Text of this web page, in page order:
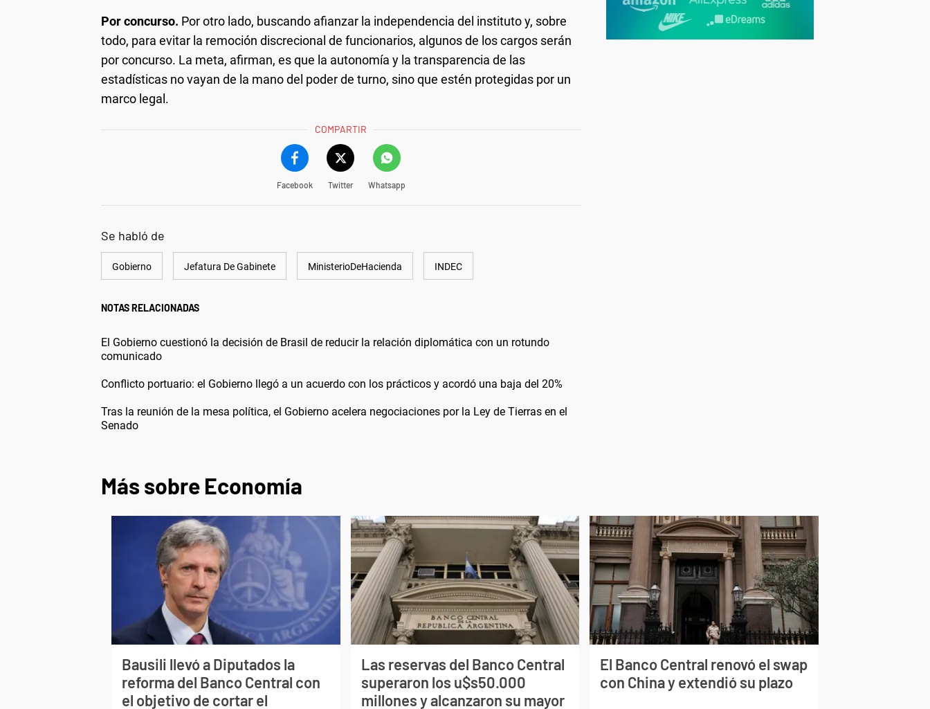
Por concurso. Por otro lado, buscando afianzar la independencia del instituto y, sobre
todo, para evitar la remoción discrecional de funcionarios, algunos de los cargos serán
por concurso. La meta, afirman, es que la autonomía y la transparencia de las
estadísticas no vayan de la mano del poder de turno, sino que estén protegidas por un
marco legal.
COMPARTIR
Facebook Twitter Whatsapp
Se habló de
Gobierno Jefatura De Gabinete MinisterioDeHacienda INDEC
NOTAS RELACIONADAS
El Gobierno cuestionó la decisión de Brasil de reducir la relación diplomática con un rotundo
comunicado
Conflicto portuario: el Gobierno llegó a un acuerdo con los prácticos y acordó una baja del 20%
Tras la reunión de la mesa política, el Gobierno acelera negociaciones por la Ley de Tierras en el
Senado
Más sobre Economía
Bausili llevó a Diputados la
reforma del Banco Central con
el objetivo de cortar el
Las reservas del Banco Central
superaron los u$s50.000
millones y alcanzaron su mayor
El Banco Central renovó el swap
con China y extendió su plazo